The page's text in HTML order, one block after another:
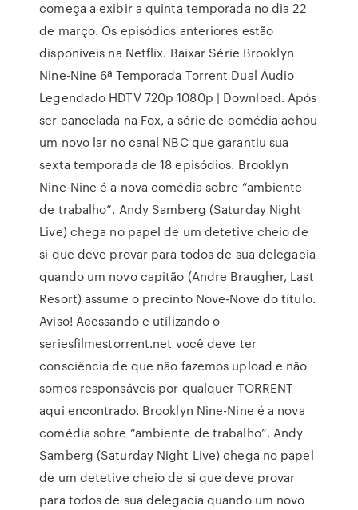
começa a exibir a quinta temporada no dia 22
de março. Os episódios anteriores estão
disponíveis na Netflix. Baixar Série Brooklyn
Nine-Nine 6ª Temporada Torrent Dual Áudio
Legendado HDTV 720p 1080p | Download. Após
ser cancelada na Fox, a série de comédia achou
um novo lar no canal NBC que garantiu sua
sexta temporada de 18 episódios. Brooklyn
Nine-Nine é a nova comédia sobre “ambiente
de trabalho”. Andy Samberg (Saturday Night
Live) chega no papel de um detetive cheio de
si que deve provar para todos de sua delegacia
quando um novo capitão (Andre Braugher, Last
Resort) assume o precinto Nove-Nove do título.
Aviso! Acessando e utilizando o
seriesfilmestorrent.net você deve ter
consciência de que não fazemos upload e não
somos responsáveis por qualquer TORRENT
aqui encontrado. Brooklyn Nine-Nine é a nova
comédia sobre “ambiente de trabalho”. Andy
Samberg (Saturday Night Live) chega no papel
de um detetive cheio de si que deve provar
para todos de sua delegacia quando um novo